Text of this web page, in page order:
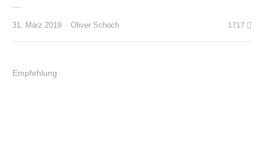
…
31. März 2019 Author
Oliver Schoch 1717
Empfehlung